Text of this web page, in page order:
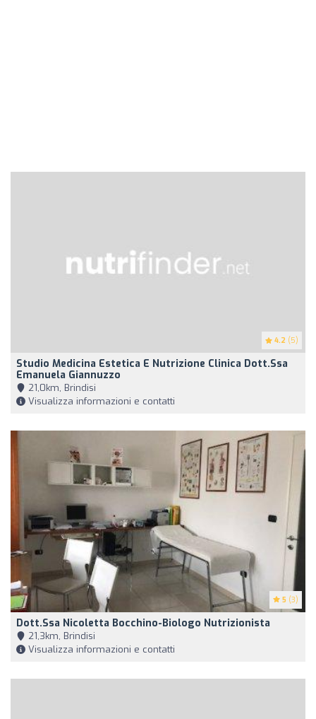
4.2 (5)
Studio Medicina Estetica E Nutrizione Clinica Dott.ssa
Emanuela Giannuzzo
21,0km, Brindisi
Visualizza informazioni e contatti
5 (3)
Dott.ssa Nicoletta Bocchino-Biologo Nutrizionista
21,3km, Brindisi
Visualizza informazioni e contatti